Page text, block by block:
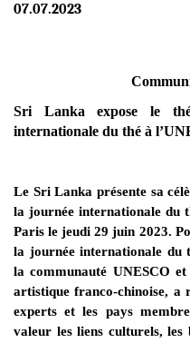
07.07.2023
Sri Lanka expose le
internationale du thé à
Le Sri Lanka présente sa
la journée internationale du
Paris le jeudi 29 juin 2023.
la journée internationale du
la communauté UNESCO
artistique franco-chinoise, a
experts et les pays
valeur les liens culturels, les